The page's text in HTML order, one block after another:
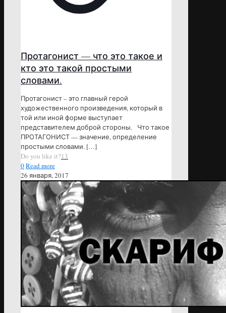
Протагонист — что это такое и
кто это такой простыми
словами.
Протагонист – это главный герой
художественного произведения, который в
той или иной форме выступает
представителем доброй стороны. Что такое
ПРОТАГОНИСТ — значение, определение
простыми словами. […]
Do you like it?13
0Read more
26 января, 2017